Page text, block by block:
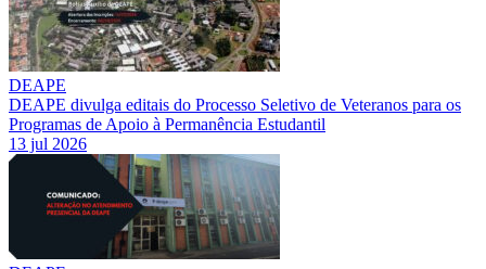
DEAPE
DEAPE divulga editais do Processo Seletivo de Veteranos para os
Programas de Apoio à Permanência Estudantil
13 jul 2026